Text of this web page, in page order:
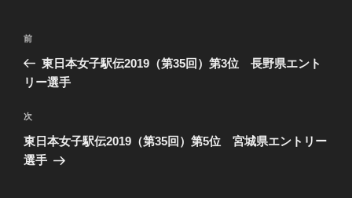
投
ナ
ゲ
ー
シ
前
の
投
前
東日本女子駅伝2019（第35回）第3位 長野県エント
リー選手
次
の
投
次
東日本女子駅伝2019（第35回）第5位 宮城県エントリー
選手